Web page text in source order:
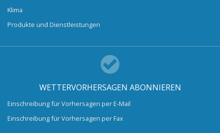
Klima
Produkte und Dienstleistungen
WETTERVORHERSAGEN ABONNIEREN
Einschreibung für Vorhersagen per E-Mail
Einschreibung für Vorhersagen per Fax